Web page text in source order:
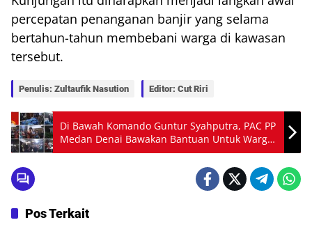
percepatan penanganan banjir yang selama
bertahun-tahun membebani warga di kawasan
tersebut.
Penulis: Zultaufik Nasution Editor: Cut Riri
Di Bawah Komando Guntur Syahputra, PAC PP
Medan Denai Bawakan Bantuan Untuk Warga
Terdampak Banjir
Pos Terkait